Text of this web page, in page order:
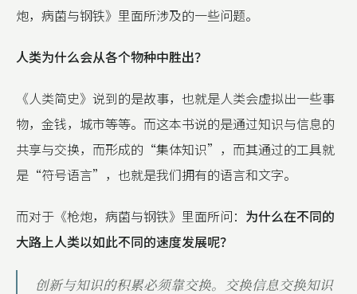
炮，病菌与钢铁》里面所涉及的一些问题。
人类为什么会从各个物种中胜出？
《人类简史》说到的是故事，也就是人类会虚拟出一些事
物，金钱，城市等等。而这本书说的是通过知识与信息的
共享与交换，而形成的“集体知识”，而其通过的工具就
是“符号语言”，也就是我们拥有的语言和文字。
而对于《枪炮，病菌与钢铁》里面所问： 为什么在不同的
大路上人类以如此不同的速度发展呢？
创新与知识的积累必须靠交换。交换信息交换知识